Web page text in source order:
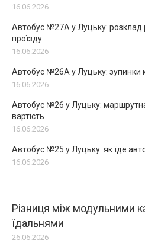
16.06.2026
Автобус №27А у Луцьку: розклад
проїзду
16.06.2026
Автобус №26А у Луцьку: зупинки
16.06.2026
Автобус №26 у Луцьку:
вартість
16.06.2026
Автобус №25 у Луцьку: як їде
16.06.2026
Різниця між модульними
їдальнями
26.06.2026